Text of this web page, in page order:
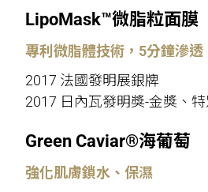
LipoMask™微脂粒面膜
專利微脂體技術，5分鐘滲
2017 法國發明展銀牌
2017 日內瓦發明獎-金獎、
Green Caviar®海葡萄
強化肌膚鎖水、保濕